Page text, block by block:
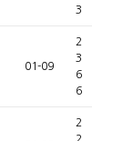
3
01-09
2
3
6
6
2